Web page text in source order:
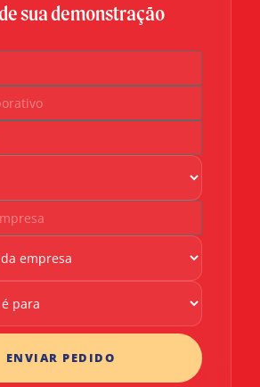
sua demonstração
ENVIAR PEDIDO